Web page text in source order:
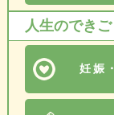
人生のでき
妊娠